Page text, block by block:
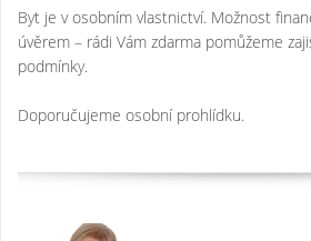
Byt je v osobním vlastnictví. Možnost
úvěrem – rádi Vám zdarma pomůžeme
podmínky.
Doporučujeme osobní prohlídku.